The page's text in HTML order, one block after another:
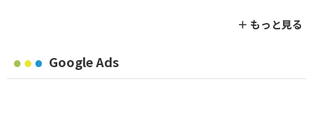
＋ もっと見る
Google Ads